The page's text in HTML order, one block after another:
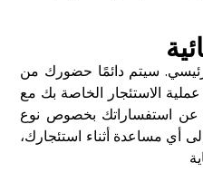
سيتم دائمًا حضورك من
الاستئجار الخاصة بك مع
عن استفساراتك بخصوص نوع
أي مساعدة أثناء استئجارك،